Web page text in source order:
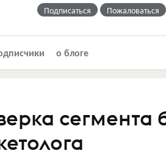
Подписаться Пожаловаться
о блоге
сегмента